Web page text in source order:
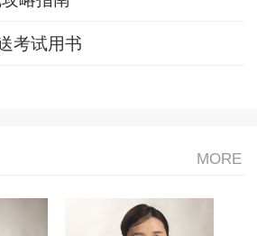
考试用书
MORE